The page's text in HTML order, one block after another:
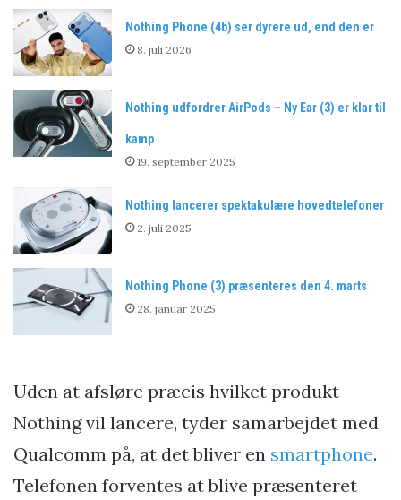
Nothing Phone (4b) ser dyrere ud, end den er
8. juli 2026
Nothing udfordrer AirPods – Ny Ear (3) er klar til
kamp
19. september 2025
Nothing lancerer spektakulære hovedtelefoner
2. juli 2025
Nothing Phone (3) præsenteres den 4. marts
28. januar 2025
Uden at afsløre præcis hvilket produkt
Nothing vil lancere, tyder samarbejdet med
Qualcomm på, at det bliver en smartphone.
Telefonen forventes at blive præsenteret